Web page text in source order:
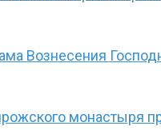
Вознесения
монастыря